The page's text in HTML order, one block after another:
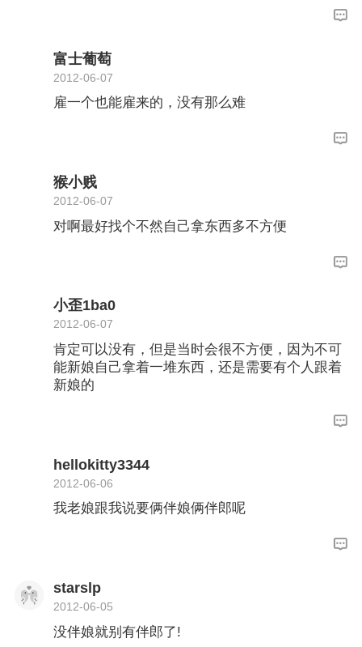
富士葡萄
2012-06-07
雇一个也能雇来的，没有那么难
猴小贱
2012-06-07
对啊最好找个不然自己拿东西多不方便
小歪1ba0
2012-06-07
肯定可以没有，但是当时会很不方便，因为不可
能新娘自己拿着一堆东西，还是需要有个人跟着
新娘的
hellokitty3344
2012-06-06
我老娘跟我说要俩伴娘俩伴郎呢
starslp
2012-06-05
没伴娘就别有伴郎了!